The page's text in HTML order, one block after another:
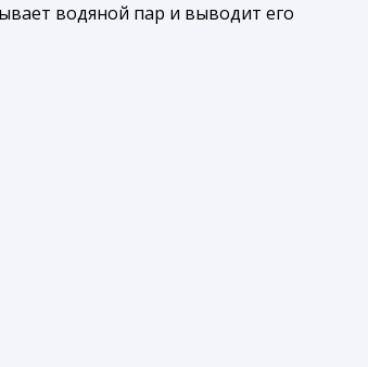
водяной пар и выводит его